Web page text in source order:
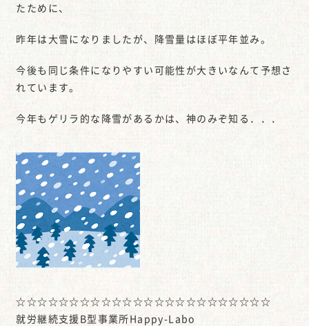
たために、
昨年は大雪になりましたが、降雪量はほぼ平年並み。
今後も同じ条件になりやすい可能性が大きいなんて予想さ
れています。
今年もゲリラ的な降雪があるかは、神のみぞ知る．．．
☆☆☆☆☆☆☆☆☆☆☆☆☆☆☆☆☆☆☆☆☆☆☆☆
就労継続支援B型事業所Happy-Labo